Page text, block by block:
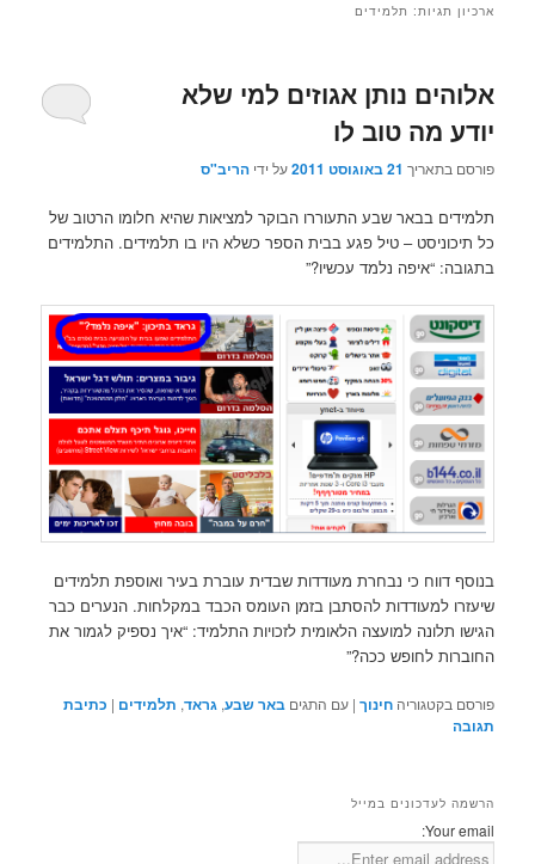
ארכיון תגיות: תלמידים
אלוהים נותן אגוזים למי שלא
יודע מה טוב לו
פורסם בתאריך 21 באוגוסט 2011 על ידיהריב"ס
תלמידים בבאר שבע התעוררו הבוקר למציאות שהיא חלומו הרטוב של
כל תיכוניסט – טיל פגע בבית הספר כשלא היו בו תלמידים. התלמידים
בתגובה: “איפה נלמד עכשיו?”
בנוסף דווח כי נבחרת מעודדות שבדית עוברת בעיר ואוספת תלמידים
שיעזרו למעודדות להסתבן בזמן העומס הכבד במקלחות. הנערים כבר
הגישו תלונה למועצה הלאומית לזכויות התלמיד: “איך נספיק לגמור את
החוברות לחופש ככה?”
פורסם בקטגוריה חינוך |עם התגים באר שבע,גראד, תלמידים | כתיבת
תגובה
הרשמה לעדכונים במייל
Your email: